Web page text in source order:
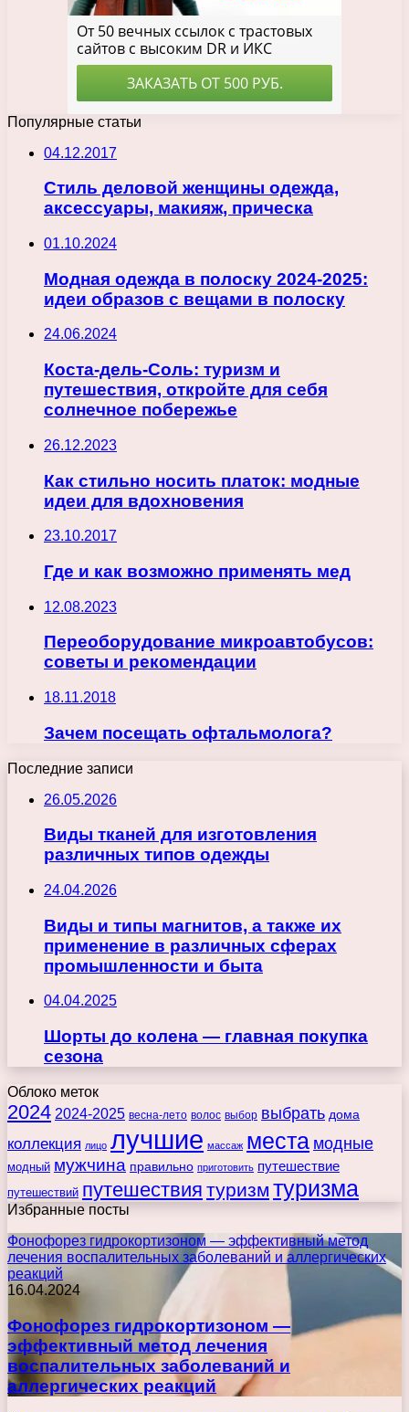
Популярные статьи
04.12.2017
Стиль деловой женщины одежда,
аксессуары, макияж, прическа
01.10.2024
Модная одежда в полоску 2024-2025:
идеи образов с вещами в полоску
24.06.2024
Коста-дель-Соль: туризм и
путешествия, откройте для себя
солнечное побережье
26.12.2023
Как стильно носить платок: модные
идеи для вдохновения
23.10.2017
Где и как возможно применять мед
12.08.2023
Переоборудование микроавтобусов:
советы и рекомендации
18.11.2018
Зачем посещать офтальмолога?
Последние записи
26.05.2026
Виды тканей для изготовления
различных типов одежды
24.04.2026
Виды и типы магнитов, а также их
применение в различных сферах
промышленности и быта
04.04.2025
Шорты до колена — главная покупка
сезона
Облоко меток
2024 2024-2025 весна-лето волос выбор выбрать дома
коллекция лицо лучшие массаж места модные
модный мужчина правильно приготовить путешествие
путешествий путешествия туризм туризма
Избранные посты
Фонофорез гидрокортизоном — эффективный метод
лечения воспалительных заболеваний и аллергических
реакций
16.04.2024
Фонофорез гидрокортизоном —
эффективный метод лечения
воспалительных заболеваний и
аллергических реакций